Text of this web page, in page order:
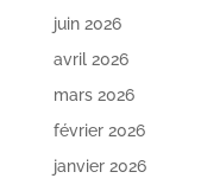
juin 2026
avril 2026
mars 2026
février 2026
janvier 2026